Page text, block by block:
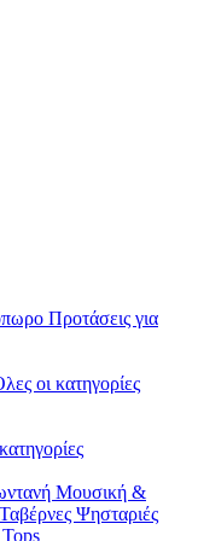
Προτάσεις για
οι κατηγορίες
Μουσική &
Ταβέρνες Ψησταριές